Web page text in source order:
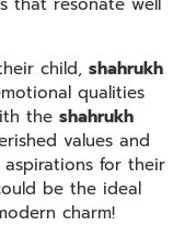
child, shahrukh
qualities
the shahrukh
values and
for their
be the ideal
charm!